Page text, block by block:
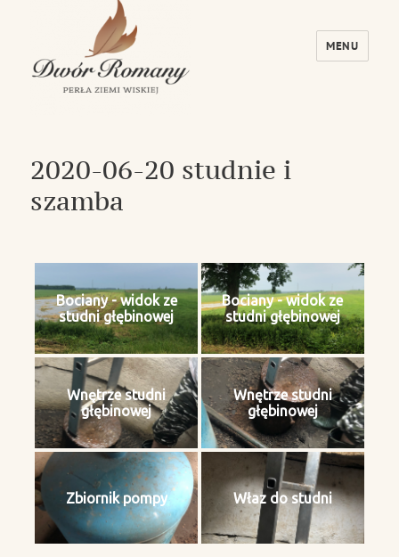
MENU
2020-06-20 studnie i
szamba
Bociany - widok ze
studni głębinowej
Bociany - widok ze
studni głębinowej
Wnętrze studni
głębinowej
Wnętrze studni
głębinowej
Zbiornik pompy Właz do studni